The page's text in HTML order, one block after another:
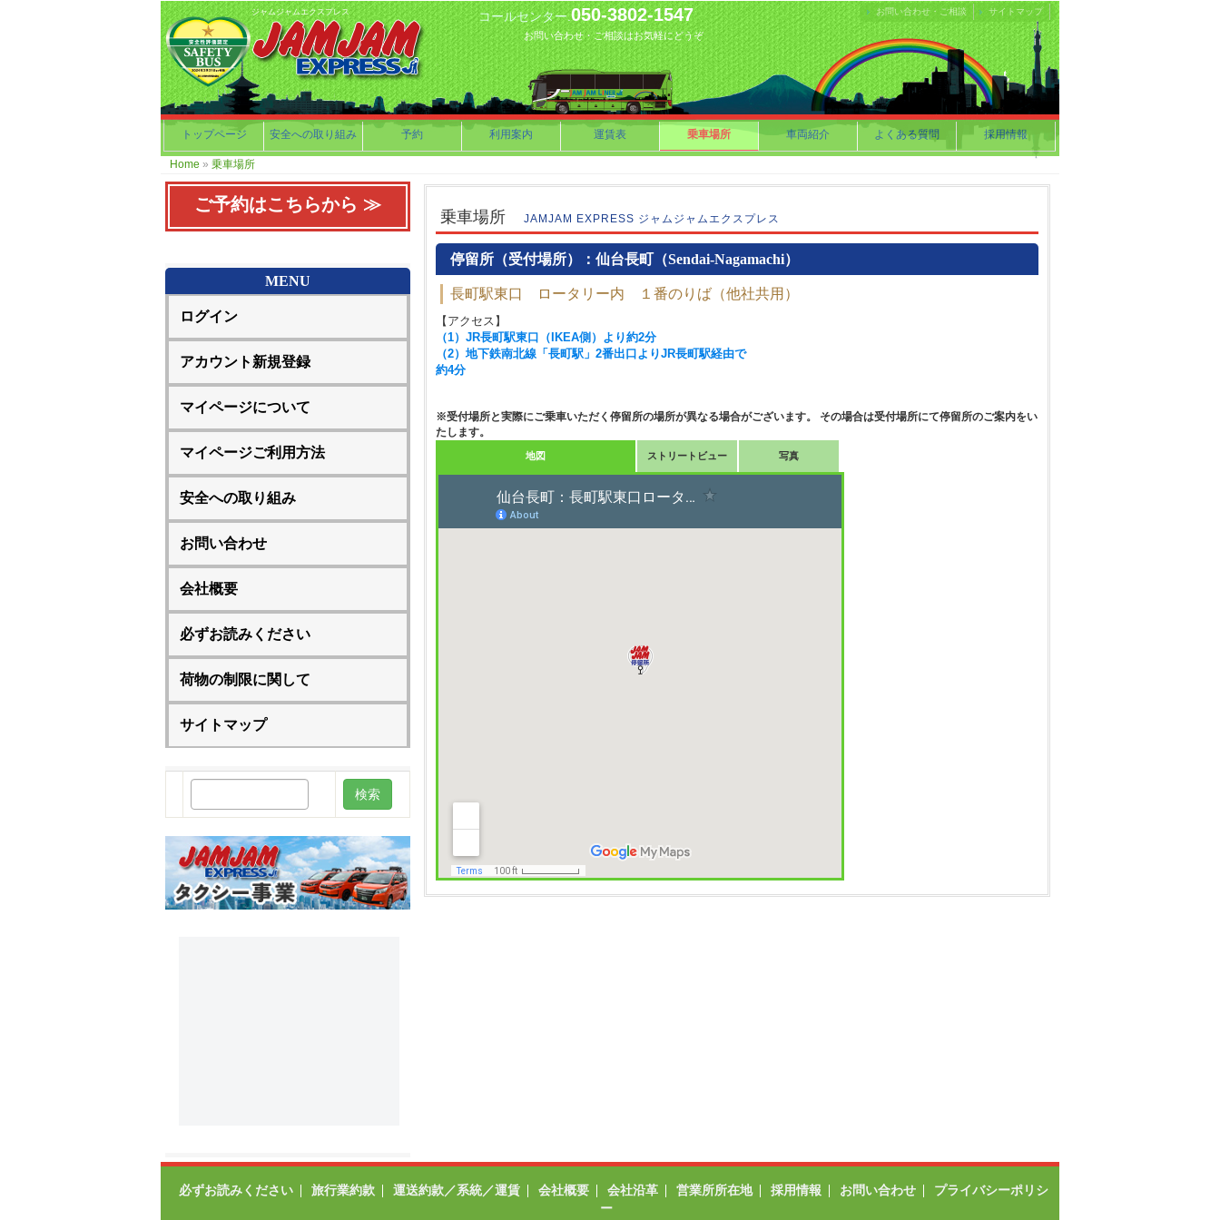
ジャムジャムエクスプレス コールセンター.050-3802-1547
お問い合わせ・ご相談はお気軽にどうぞ
お問い合わせ・ご相談 サイトマップ
トップページ 安全への取り組み 予約 利用案内 運賃表 乗車場所 車両紹介 よくある質問 採用情報
Home » 乗車場所
乗車場所 JAMJAM EXPRESS ジャムジャムエクスプレス
停留所（受付場所）：仙台長町（Sendai-Nagamachi）
長町駅東口 ロータリー内 １番のりば（他社共用）
【アクセス】
（1）JR長町駅東口（IKEA側）より約2分
（2）地下鉄南北線「長町駅」2番出口よりJR長町駅経由で
約4分
※受付場所と実際にご乗車いただく停留所の場所が異なる場合がございます。 その場合は受付場所にて停留所のご案内をい
たします。
地図 ストリートビュー 写真
ご予約はこちらから ≫
MENU
ログイン
アカウント新規登録
マイページについて
マイページご利用方法
安全への取り組み
お問い合わせ
会社概要
必ずお読みください
荷物の制限に関して
サイトマップ
必ずお読みください 旅行業約款 運送約款／系統／運賃 会社概要 会社沿革 営業所所在地 採用情報 お問い合わせ
プライバシーポリシ
ー